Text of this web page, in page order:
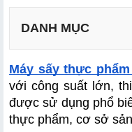
DANH MỤC
Máy sấy thực
với công suất lớn,
được sử dụng phổ
thực phẩm, cơ sở